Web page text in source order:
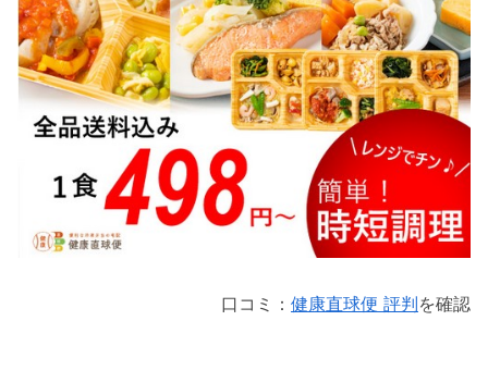
口コミ： 健康直球便 評判を確認